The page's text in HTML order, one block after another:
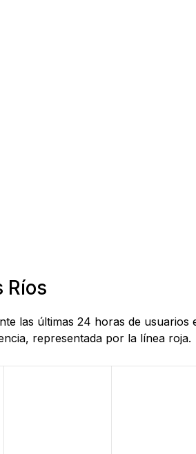
Ríos
las últimas 24 horas de
representada por la línea roja.